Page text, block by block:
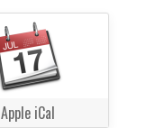
Apple iCal